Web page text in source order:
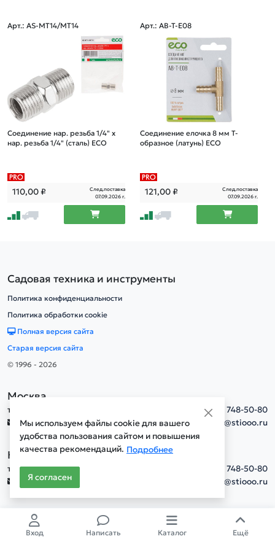
Арт.: AS-MT14/MT14
Соединение нар. резьба 1/4" х
нар. резьба 1/4" (сталь) ECO
110,00₽
След.поставка
07.09.2026 г.
Арт.: AB-T-E08
Соединение елочка 8 мм Т-
образное (латунь) ECO
121,00₽
След.поставка
07.09.2026 г.
Мы используем файлы cookie для вашего
удобства пользования сайтом и повышения
качества рекомендаций. Подробнее
Я согласен
Садовая техника и инструменты
Политика конфиденциальности
Политика обработки cookie
Полная версия сайта
Старая версия сайта
© 1996 - 2026
Москва
тел.
+7(495) 748-50-80
info@stiooo.ru
Новосибирск
тел.
+7(495) 748-50-80
info@stiooo.ru
Вход Написать Каталог Ещё